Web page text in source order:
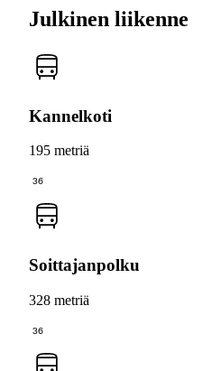
Julkinen liikenne
Kannelkoti
195 metriä
36
Soittajanpolku
328 metriä
36